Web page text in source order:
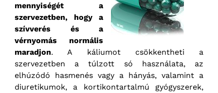
mennyiségét a
szervezetben, hogy a
szívverés és a
vérnyomás normális
maradjon. A káliumot csökkentheti a
szervezetben a túlzott só használata, az
elhúzódó hasmenés vagy a hányás, valamint a
diuretikumok, a kortikontartalmú gyógyszerek,